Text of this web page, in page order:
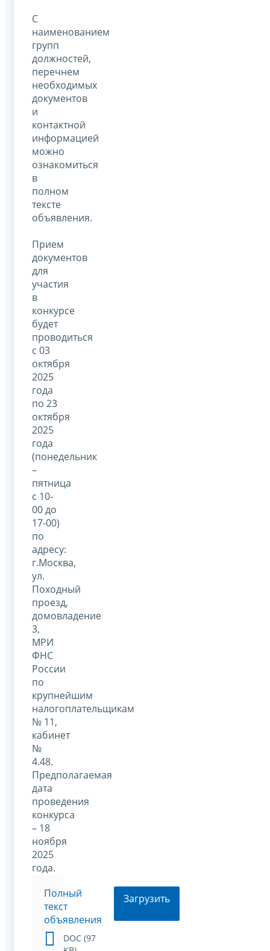
С
наименованием
групп
должностей,
перечнем
необходимых
документов
и
контактной
информацией
можно
ознакомиться
в
полном
тексте
объявления.
Прием
документов
для
участия
в
конкурсе
будет
проводиться
с 03
октября
2025
года
по 23
октября
2025
года
(понедельник
–
пятница
с 10-
00 до
17-00)
по
адресу:
г.Москва,
ул.
Походный
проезд,
домовладение
3,
МРИ
ФНС
России
по
крупнейшим
налогоплательщикам
№ 11,
кабинет
№
4.48.
Предполагаемая
дата
проведения
конкурса
– 18
ноября
2025
года.
Полный
текст
объявления
DOC (97
Загрузить